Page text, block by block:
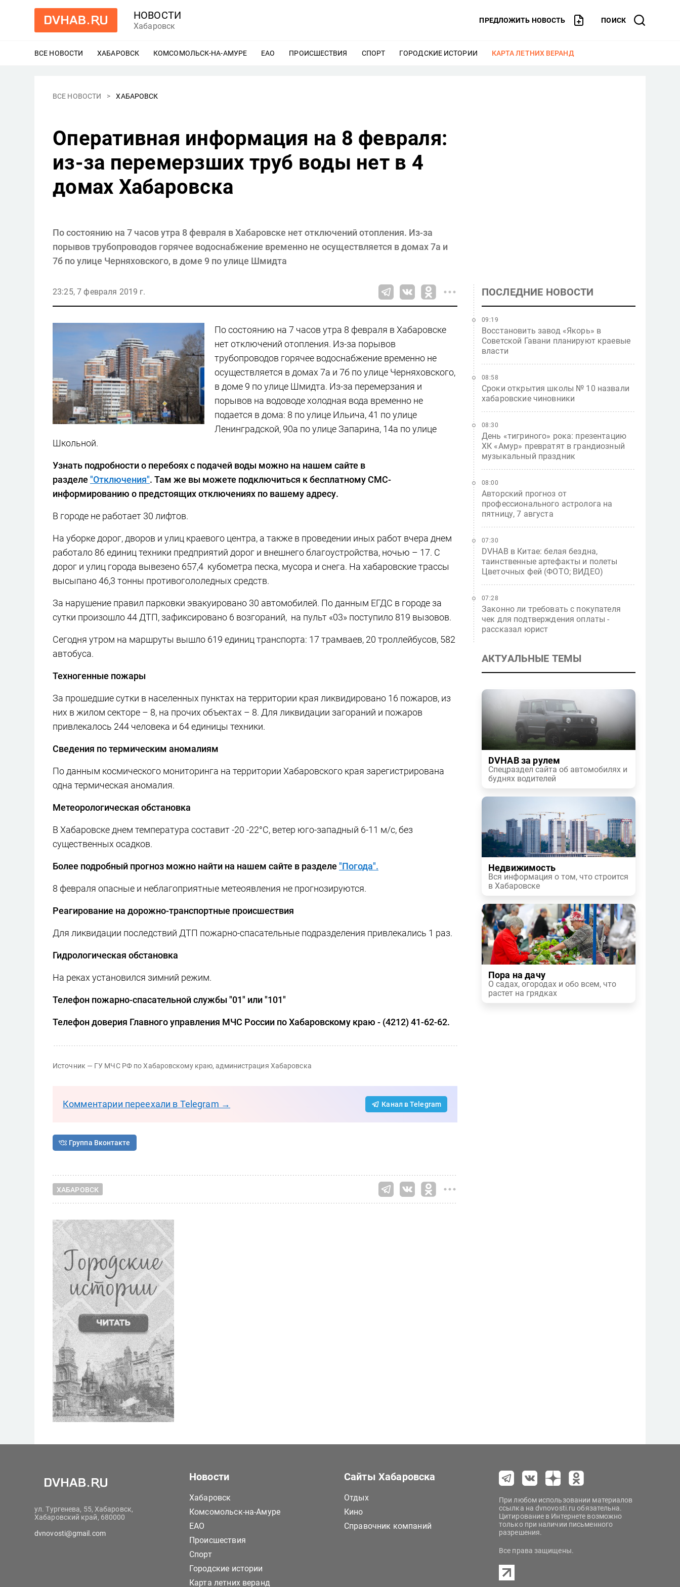
НОВОСТИ
Хабаровск
ПРЕДЛОЖИТЬ НОВОСТЬ ПОИСК
ВСЕ НОВОСТИ ХАБАРОВСК ЕЩЕ
КОМСОМОЛЬСК-НА-АМУРЕ ЕЩЕ
ЕАО ЕЩЕ
ПРОИСШЕСТВИЯ ЕЩЕ
СПОРТ ЕЩЕ
ГОРОДСКИЕ ИСТОРИИ ЕЩЕ
КАРТА ЛЕТНИХ ВЕРАНД
ВСЕ НОВОСТИ ХАБАРОВСК
Оперативная информация на 8 февраля:
из-за перемерзших труб воды нет в 4
домах Хабаровска
По состоянию на 7 часов утра 8 февраля в Хабаровске нет отключений отопления. Из-за
порывов трубопроводов горячее водоснабжение временно не осуществляется в домах 7а и
7б по улице Черняховского, в доме 9 по улице Шмидта
23:25, 7 февраля 2019 г.
По состоянию на 7 часов утра 8 февраля в Хабаровске
нет отключений отопления. Из-за порывов
трубопроводов горячее водоснабжение временно не
осуществляется в домах 7а и 7б по улице Черняховского,
в доме 9 по улице Шмидта. Из-за перемерзания и
порывов на водоводе холодная вода временно не
подается в дома: 8 по улице Ильича, 41 по улице
Ленинградской, 90а по улице Запарина, 14а по улице
Школьной.
Узнать подробности о перебоях с подачей воды можно на нашем сайте в
разделе "Отключения". Там же вы можете подключиться к бесплатному СМС-
информированию о предстоящих отключениях по вашему адресу.
В городе не работает 30 лифтов.
На уборке дорог, дворов и улиц краевого центра, а также в проведении иных работ вчера днем
работало 86 единиц техники предприятий дорог и внешнего благоустройства, ночью – 17. С
дорог и улиц города вывезено 657,4 кубометра песка, мусора и снега. На хабаровские трассы
высыпано 46,3 тонны противогололедных средств.
За нарушение правил парковки эвакуировано 30 автомобилей. По данным ЕГДС в городе за
сутки произошло 44 ДТП, зафиксировано 6 возгораний, на пульт «03» поступило 819 вызовов.
Сегодня утром на маршруты вышло 619 единиц транспорта: 17 трамваев, 20 троллейбусов, 582
автобуса.
Техногенные пожары
За прошедшие сутки в населенных пунктах на территории края ликвидировано 16 пожаров, из
них в жилом секторе – 8, на прочих объектах – 8. Для ликвидации загораний и пожаров
привлекалось 244 человека и 64 единицы техники.
Сведения по термическим аномалиям
По данным космического мониторинга на территории Хабаровского края зарегистрирована
одна термическая аномалия.
Метеорологическая обстановка
В Хабаровске днем температура составит -20 -22°C, ветер юго-западный 6-11 м/с, без
существенных осадков.
Более подробный прогноз можно найти на нашем сайте в разделе "Погода".
8 февраля опасные и неблагоприятные метеоявления не прогнозируются.
Реагирование на дорожно-транспортные происшествия
Для ликвидации последствий ДТП пожарно-спасательные подразделения привлекались 1 раз.
Гидрологическая обстановка
На реках установился зимний режим.
Телефон пожарно-спасательной службы "01" или "101"
Телефон доверия Главного управления МЧС России по Хабаровскому краю - (4212) 41-62-62.
Источник — ГУ МЧС РФ по Хабаровскому краю, администрация Хабаровска
Комментарии переехали в Telegram → Канал в Telegram
Группа Вконтакте
ХАБАРОВСК
ПОСЛЕДНИЕ НОВОСТИ
Восстановить завод «Якорь» в
Советской Гавани планируют краевые
власти
09:19
Сроки открытия школы № 10 назвали
хабаровские чиновники
08:58
День «тигриного» рока: презентацию
ХК «Амур» превратят в грандиозный
музыкальный праздник
08:30
Авторский прогноз от
профессионального астролога на
пятницу, 7 августа
08:00
DVHAB в Китае: белая бездна,
таинственные артефакты и полеты
Цветочных фей (ФОТО; ВИДЕО)
07:30
Законно ли требовать с покупателя
чек для подтверждения оплаты -
рассказал юрист
07:28
АКТУАЛЬНЫЕ ТЕМЫ
DVHAB за рулем
Спецраздел сайта об автомобилях и
буднях водителей
Недвижимость
Вся информация о том, что строится
в Хабаровске
Пора на дачу
О садах, огородах и обо всем, что
растет на грядках
ул. Тургенева, 55, Хабаровск,
Хабаровский край, 680000
dvnovosti@gmail.com
Новости
Хабаровск
Комсомольск-на-Амуре
ЕАО
Происшествия
Спорт
Городские истории
Карта летних веранд
Сайты Хабаровска
Отдых
Кино
Справочник компаний
При любом использовании материалов
ссылка на dvnovosti.ru обязательна.
Цитирование в Интернете возможно
только при наличии письменного
разрешения.
Все права защищены.